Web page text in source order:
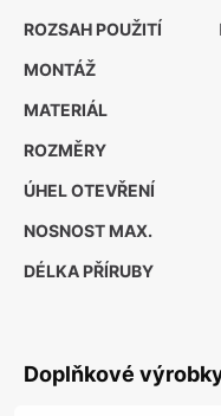
ROZSAH POUŽITÍ
MONTÁŽ
MATERIÁL
ROZMĚRY
ÚHEL OTEVŘENÍ
NOSNOST MAX.
DÉLKA PŘÍRUBY
Doplňkové